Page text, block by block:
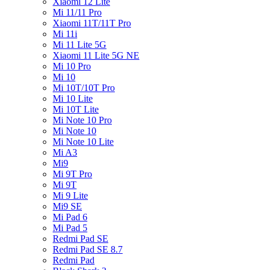
Mi 11/11 Pro
Xiaomi 11T/11T Pro
Mi 11i
Mi 11 Lite 5G
Xiaomi 11 Lite 5G NE
Mi 10 Pro
Mi 10
Mi 10T/10T Pro
Mi 10 Lite
Mi 10T Lite
Mi Note 10 Pro
Mi Note 10
Mi Note 10 Lite
Mi A3
Mi9
Mi 9T Pro
Mi 9T
Mi 9 Lite
Mi9 SE
Mi Pad 6
Mi Pad 5
Redmi Pad SE
Redmi Pad SE 8.7
Redmi Pad